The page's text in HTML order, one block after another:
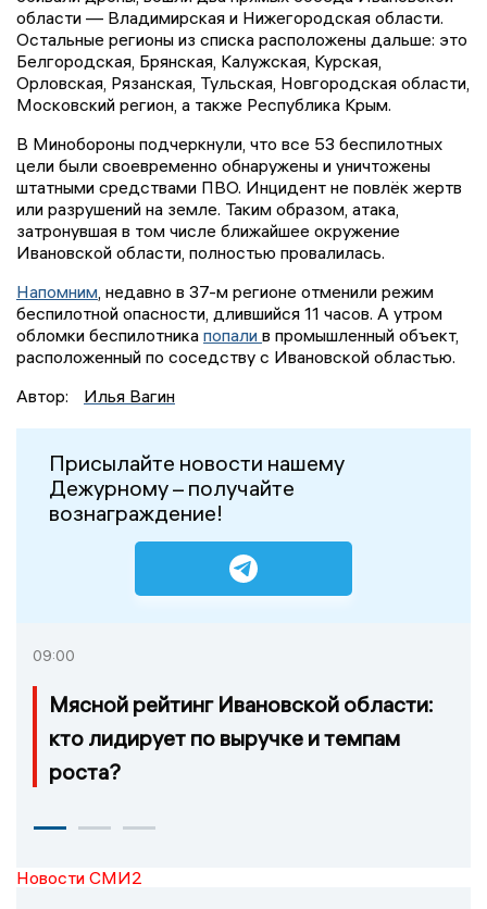
области — Владимирская и Нижегородская области.
Остальные регионы из списка расположены дальше: это
Белгородская, Брянская, Калужская, Курская,
Орловская, Рязанская, Тульская, Новгородская области,
Московский регион, а также Республика Крым.
В Минобороны подчеркнули, что все 53 беспилотных
цели были своевременно обнаружены и уничтожены
штатными средствами ПВО. Инцидент не повлёк жертв
или разрушений на земле. Таким образом, атака,
затронувшая в том числе ближайшее окружение
Ивановской области, полностью провалилась.
Напомним , недавно в 37-м регионе отменили режим
беспилотной опасности, длившийся 11 часов. А утром
обломки беспилотника попали в промышленный объект,
расположенный по соседству с Ивановской областью.
Автор:
Илья Вагин
Присылайте новости нашему
Дежурному – получайте
вознаграждение!
09:00
Мясной рейтинг Ивановской области:
кто лидирует по выручке и темпам
роста?
Новости СМИ2